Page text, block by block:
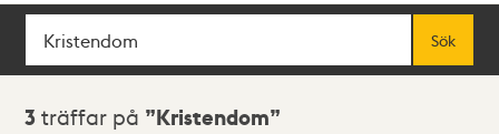
Sök
Sök
Sökresultat
3 träffar på Kristendom